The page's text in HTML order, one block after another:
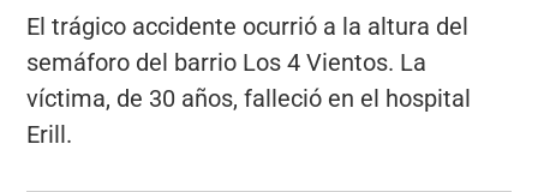
El trágico accidente ocurrió a la altura del
semáforo del barrio Los 4 Vientos. La
víctima, de 30 años, falleció en el hospital
Erill.